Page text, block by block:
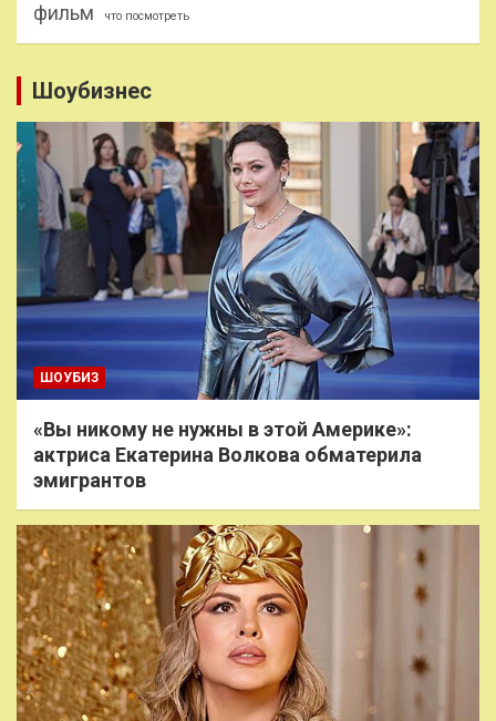
фильм
что посмотреть
Шоубизнес
ШОУБИЗ
«Вы никому не нужны в этой Америке»:
актриса Екатерина Волкова обматерила
эмигрантов